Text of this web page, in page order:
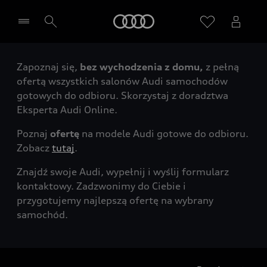
Wybierz Twojego Partnera Audi
Zapoznaj się, bez wychodzenia z domu, z pełną
ofertą wszystkich salonów Audi samochodów
gotowych do odbioru. Skorzystaj z doradztwa
Eksperta Audi Online.
Poznaj ofertę na modele Audi gotowe do odbioru.
Zobacz tutaj.
Znajdź swoje Audi, wypełnij i wyślij formularz
kontaktowy. Zadzwonimy do Ciebie i
przygotujemy najlepszą ofertę na wybrany
samochód.